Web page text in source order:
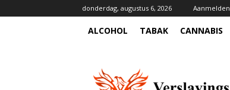
donderdag, augustus 6, 2026 Aanmelden
ALCOHOL TABAK CANNABIS